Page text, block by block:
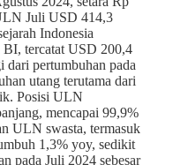
Juli USD 414,3
Indonesia
tercatat USD 200,4
pertumbuhan pada
utang terutama dari
Posisi ULN
mencapai 99,9%
ULN swasta, termasuk
1,3% yoy, sedikit
pada Juli 2024 sebesar